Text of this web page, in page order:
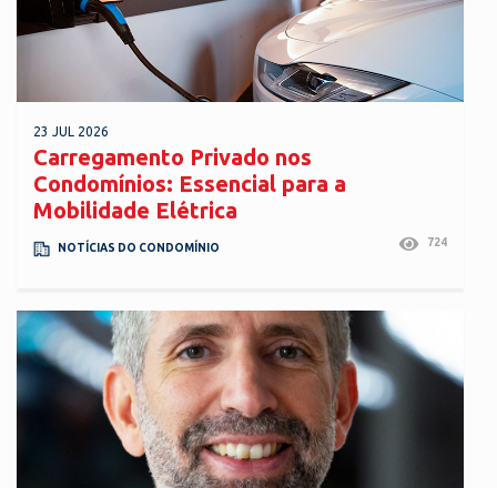
23 JUL 2026
Carregamento Privado nos
Condomínios: Essencial para a
Mobilidade Elétrica
NOTÍCIAS DO CONDOMÍNIO 724